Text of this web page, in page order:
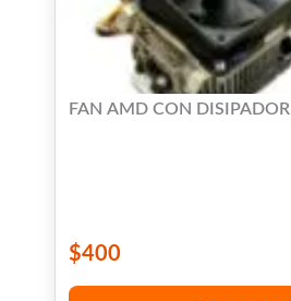
FAN AMD CON DISIPADOR
$400